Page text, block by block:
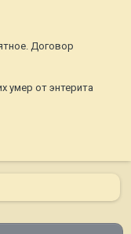
Договор
умер от энтерита